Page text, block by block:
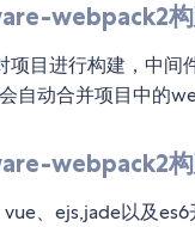
webpack2
目进行构建，中间
自动合并项目中的
webpack2构
、ejs,jade以及es6